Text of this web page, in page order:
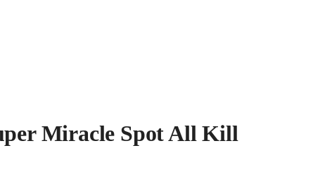
Miracle Spot All Kill